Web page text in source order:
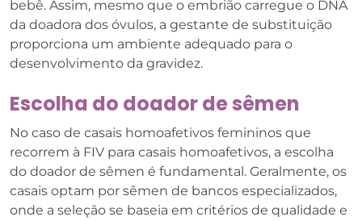
bebê. Assim, mesmo que o embrião carregue o DNA
da doadora dos óvulos, a gestante de substituição
proporciona um ambiente adequado para o
desenvolvimento da gravidez.
Escolha do doador de sêmen
No caso de casais homoafetivos femininos que
recorrem à FIV para casais homoafetivos, a escolha
do doador de sêmen é fundamental. Geralmente, os
casais optam por sêmen de bancos especializados,
onde a seleção se baseia em critérios de qualidade e